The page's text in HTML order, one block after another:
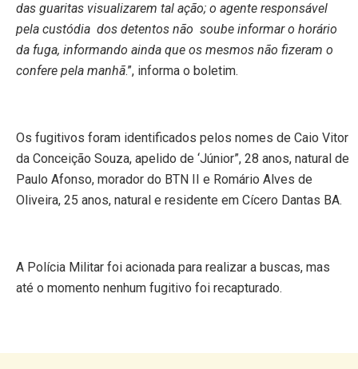
das guaritas visualizarem tal ação; o agente responsável
pela custódia dos detentos não soube informar o horário
da fuga, informando ainda que os mesmos não fizeram o
confere pela manhã.”, informa o boletim.
Os fugitivos foram identificados pelos nomes de Caio Vitor
da Conceição Souza, apelido de ‘Júnior”, 28 anos, natural de
Paulo Afonso, morador do BTN II e Romário Alves de
Oliveira, 25 anos, natural e residente em Cícero Dantas BA.
A Polícia Militar foi acionada para realizar a buscas, mas
até o momento nenhum fugitivo foi recapturado.